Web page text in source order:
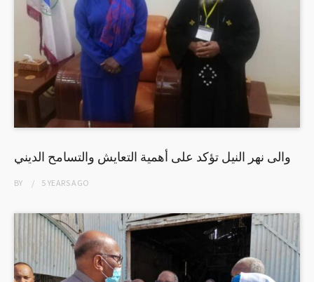
والى نهر النيل تؤكد على أهمية التعايش والتسامح الديني
BY 5 YEARSAGO